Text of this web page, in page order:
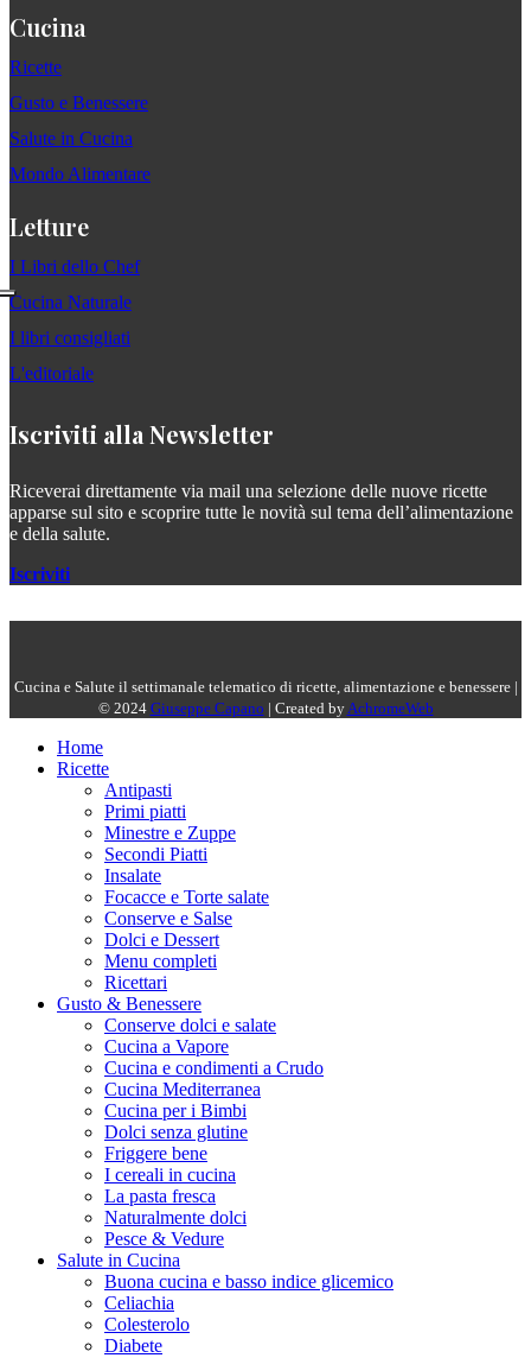
Cucina
Ricette
Gusto e Benessere
Salute in Cucina
Mondo Alimentare
Letture
I Libri dello Chef
Cucina Naturale
I libri consigliati
L'editoriale
Iscriviti alla Newsletter
Riceverai direttamente via mail una selezione delle nuove ricette
apparse sul sito e scoprire tutte le novità sul tema dell’alimentazione
e della salute.
Iscriviti
Cucina e Salute il settimanale telematico di ricette, alimentazione e benessere |
© 2024 Giuseppe Capano | Created byAchromeWeb
Home
Ricette
Antipasti
Primi piatti
Minestre e Zuppe
Secondi Piatti
Insalate
Focacce e Torte salate
Conserve e Salse
Dolci e Dessert
Menu completi
Ricettari
Gusto & Benessere
Conserve dolci e salate
Cucina a Vapore
Cucina e condimenti a Crudo
Cucina Mediterranea
Cucina per i Bimbi
Dolci senza glutine
Friggere bene
I cereali in cucina
La pasta fresca
Naturalmente dolci
Pesce & Vedure
Salute in Cucina
Buona cucina e basso indice glicemico
Celiachia
Colesterolo
Diabete